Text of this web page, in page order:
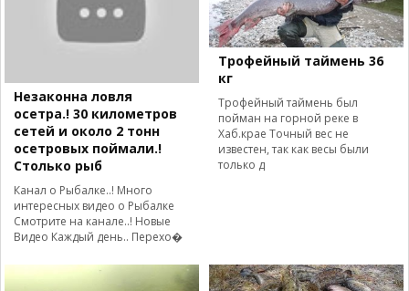
Незаконна ловля
осетра.! 30 километров
сетей и около 2 тонн
осетровых поймали.!
Столько рыб
Канал о Рыбалке..! Много
интересных видео о Рыбалке
Смотрите на канале..! Новые
Видео Каждый день.. Перехо�
Трофейный таймень 36
кг
Трофейный таймень был
пойман на горной реке в
Хаб.крае Точный вес не
известен, так как весы были
только д